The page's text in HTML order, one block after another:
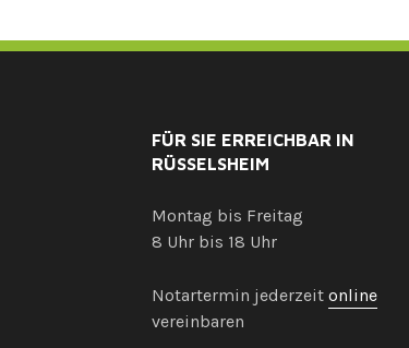
FÜR SIE ERREICHBAR IN
RÜSSELSHEIM
Montag bis Freitag
8 Uhr bis 18 Uhr
Notartermin jederzeit online
vereinbaren